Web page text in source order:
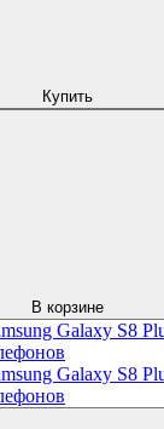
Купить
В корзине